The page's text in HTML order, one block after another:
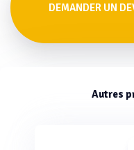
DEMANDER UN
Autres